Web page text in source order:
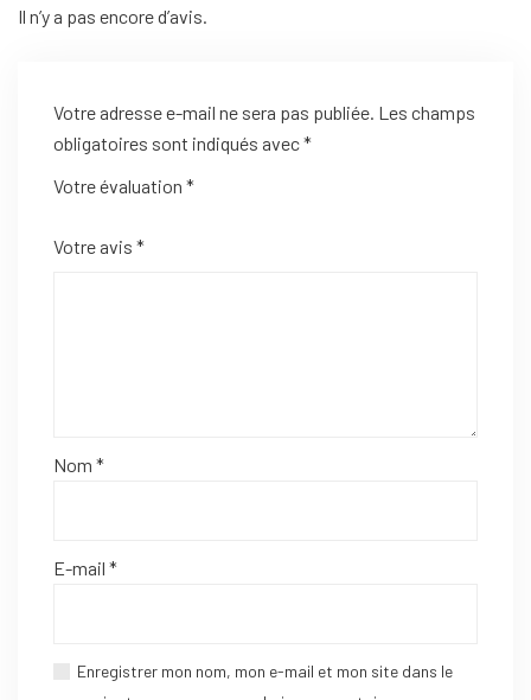
Il n’y a pas encore d’avis.
Votre adresse e-mail ne sera pas publiée. Les champs
obligatoires sont indiqués avec*
Votre évaluation *
Votre avis *
Nom *
E-mail *
Enregistrer mon nom, mon e-mail et mon site dans le